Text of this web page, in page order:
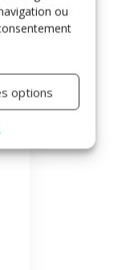
ou
options